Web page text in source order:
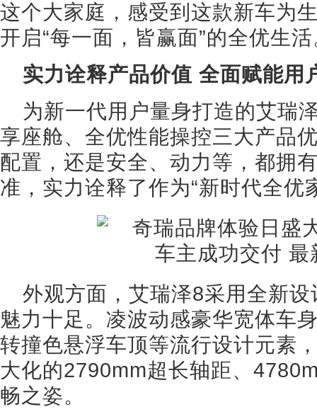
这个大家庭，感受到这款新车为
开启“每一面，皆赢面”的全优生
实力诠释产品价值 全面赋能用
为新一代用户量身打造的艾瑞
享座舱、全优性能操控三大产品
配置，还是安全、动力等，都拥
准，实力诠释了作为“新时代全优
外观方面，艾瑞泽8采用全新
魅力十足。凌波动感豪华宽体车
转撞色悬浮车顶等流行设计元素
大化的2790mm超长轴距、
畅之姿。